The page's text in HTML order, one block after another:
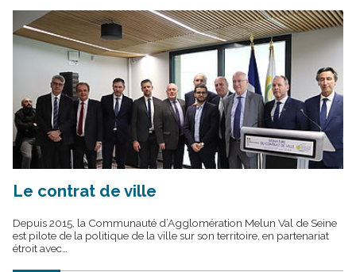
Le contrat de ville
Depuis 2015, la Communauté d’Agglomération Melun Val de Seine
est pilote de la politique de la ville sur son territoire, en partenariat
étroit avec…